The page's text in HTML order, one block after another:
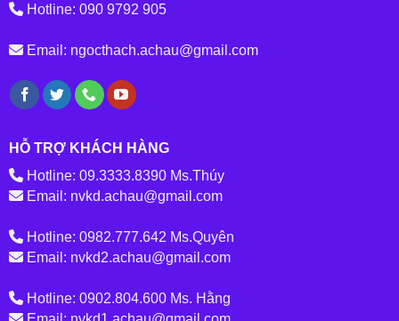
Hotline: 090 9792 905
Email: ngocthach.achau@gmail.com
HỖ TRỢ KHÁCH HÀNG
Hotline: 09.3333.8390 Ms.Thúy
Email: nvkd.achau@gmail.com
Hotline: 0982.777.642 Ms.Quyên
Email: nvkd2.achau@gmail.com
Hotline: 0902.804.600 Ms. Hằng